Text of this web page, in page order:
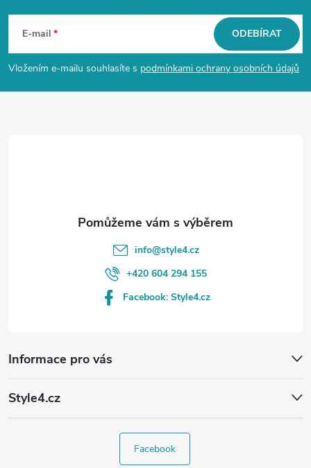
p
E-mail
Vložením e-mailu souhlasíte s podmínkami ochrany osobních údajů
ODEBÍRAT
Informace pro vás
Style4.cz
info@style4.cz
+420 604 294 155
Facebook: Style4.cz
Facebook